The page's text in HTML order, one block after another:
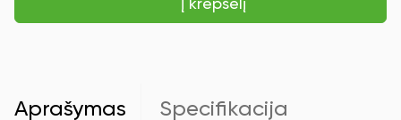
´N
Į krepšelį
Aprašymas Specifikacija